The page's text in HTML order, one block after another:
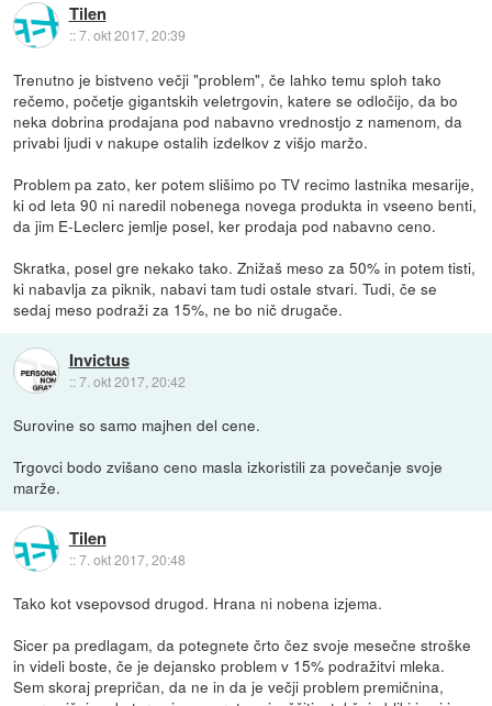
Tilen
::7. okt 2017, 20:39
Trenutno je bistveno večji "problem", če lahko temu sploh tako
rečemo, početje gigantskih veletrgovin, katere se odločijo, da bo
neka dobrina prodajana pod nabavno vrednostjo z namenom, da
privabi ljudi v nakupe ostalih izdelkov z višjo maržo.
Problem pa zato, ker potem slišimo po TV recimo lastnika mesarije,
ki od leta 90 ni naredil nobenega novega produkta in vseeno benti,
da jim E-Leclerc jemlje posel, ker prodaja pod nabavno ceno.
Skratka, posel gre nekako tako. Znižaš meso za 50% in potem tisti,
ki nabavlja za piknik, nabavi tam tudi ostale stvari. Tudi, če se
sedaj meso podraži za 15%, ne bo nič drugače.
Invictus
::7. okt 2017, 20:42
Surovine so samo majhen del cene.
Trgovci bodo zvišano ceno masla izkoristili za povečanje svoje
marže.
Tilen
::7. okt 2017, 20:48
Tako kot vsepovsod drugod. Hrana ni nobena izjema.
Sicer pa predlagam, da potegnete črto čez svoje mesečne stroške
in videli boste, če je dejansko problem v 15% podražitvi mleka.
Sem skoraj prepričan, da ne in da je večji problem premičnina,